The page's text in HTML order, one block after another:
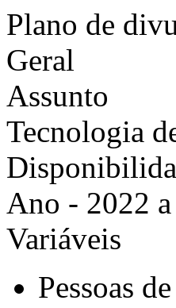
Plano de
Geral
Assunto
Tecnologia
Ano - 2022
Variáveis
Pessoas